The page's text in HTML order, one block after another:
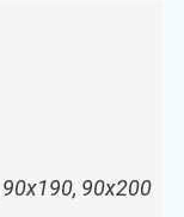
90х200